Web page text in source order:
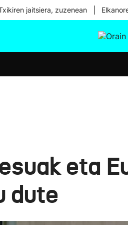
jaitsiera, zuzenean
eta
dute